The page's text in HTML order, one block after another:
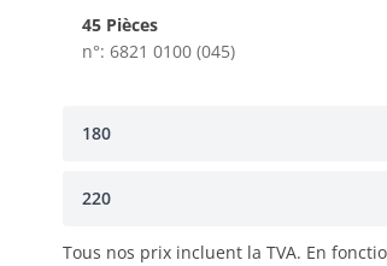
45 Pièces
n°: 6821 0100 (045)
180
220
Tous nos prix incluent la TVA. En